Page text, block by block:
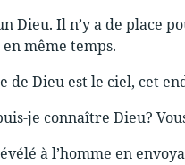
Dieu. Il n’y a de
même temps.
de Dieu est le ciel, cet
je connaître Dieu?
à l’homme en